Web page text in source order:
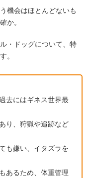
機会はほとんどないも
か。
・ドッグについて、特
。
去にはギネス世界最
り、狩猟や追跡など
も嫌い、イタズラを
あるため、体重管理